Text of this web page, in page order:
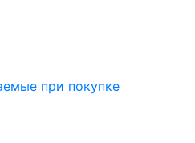
при покупке